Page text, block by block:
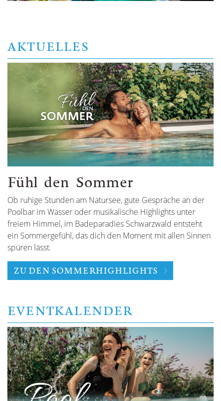
AKTUELLES
Fühl den Sommer
Ob ruhige Stunden am Natursee, gute Gespräche an der
Poolbar im Wasser oder musikalische Highlights unter
freiem Himmel, im Badeparadies Schwarzwald entsteht
ein Sommergefühl, das dich den Moment mit allen Sinnen
spüren lässt.
ZU DEN SOMMERHIGHLIGHTS
EVENTKALENDER